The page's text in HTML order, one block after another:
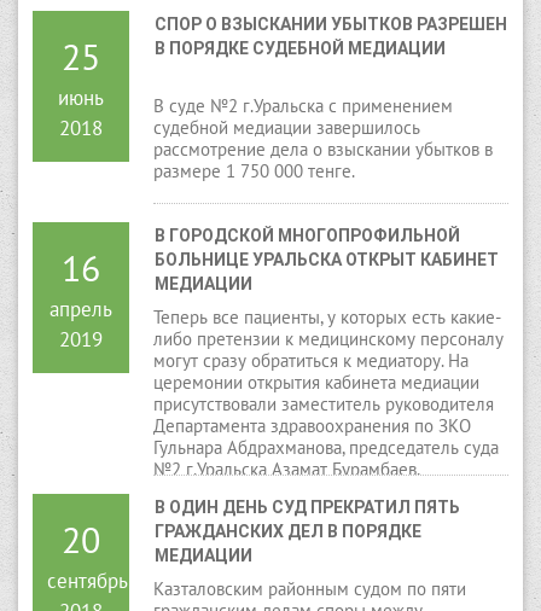
размере 145.000 тенге.
25
июнь
2018
СПОР О ВЗЫСКАНИИ УБЫТКОВ РАЗРЕШЕН
В ПОРЯДКЕ СУДЕБНОЙ МЕДИАЦИИ
В суде №2 г.Уральска с применением
судебной медиации завершилось
рассмотрение дела о взыскании убытков в
размере 1 750 000 тенге.
16
апрель
2019
В ГОРОДСКОЙ МНОГОПРОФИЛЬНОЙ
БОЛЬНИЦЕ УРАЛЬСКА ОТКРЫТ КАБИНЕТ
МЕДИАЦИИ
Теперь все пациенты, у которых есть какие-
либо претензии к медицинскому персоналу
могут сразу обратиться к медиатору. На
церемонии открытия кабинета медиации
присутствовали заместитель руководителя
Департамента здравоохранения по ЗКО
Гульнара Абдрахманова, председатель суда
№2 г.Уральска Азамат Бурамбаев,
Ракишева, директор больницы Арман
Калибеков и коллектив больницы.
20
сентябрь
В ОДИН ДЕНЬ СУД ПРЕКРАТИЛ ПЯТЬ
ГРАЖДАНСКИХ ДЕЛ В ПОРЯДКЕ
МЕДИАЦИИ
Казталовским районным судом по пяти